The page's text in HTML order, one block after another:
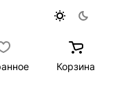
Корзина